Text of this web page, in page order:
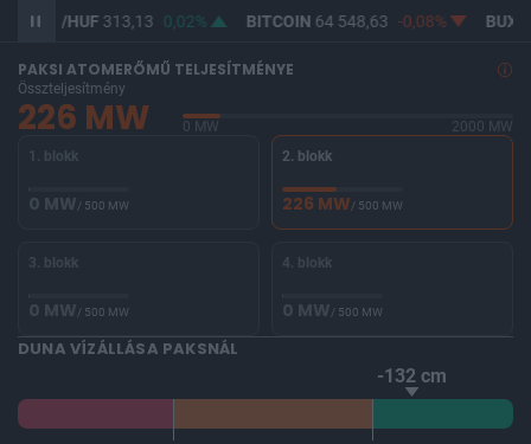
USD/HUF313,13 0,02% BITCOIN64 548,63 -0,08% BUX
PAKSI ATOMERŐMŰ TELJESÍTMÉNYE
Összteljesítmény
226 MW 0 MW
2000 MW
1. blokk
0 MW/ 500 MW
2. blokk
226 MW/ 500 MW
3. blokk
0 MW/ 500 MW
4. blokk
0 MW/ 500 MW
DUNA VÍZÁLLÁSA PAKSNÁL
-132 cm